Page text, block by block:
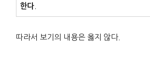
한다.
따라서 보기의 내용은 옳지 않다.